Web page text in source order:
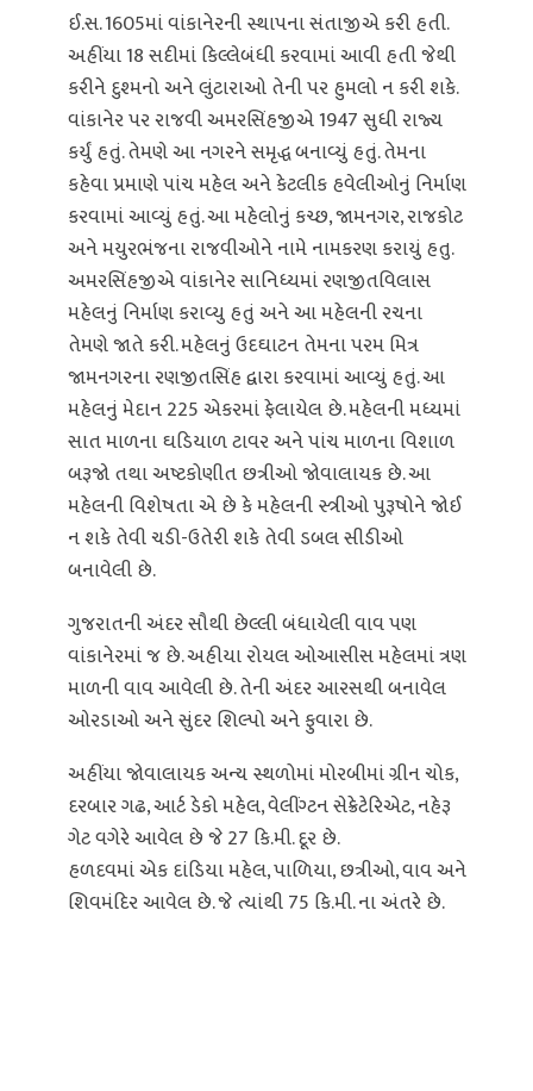
ઈ.સ. 1605માં વાંકાનેરની સ્થાપના સંતાજીએ કરી હતી.
અહીંયા 18 સદીમાં કિલ્લેબંધી કરવામાં આવી હતી જેથી
કરીને દુશ્મનો અને લુંટારાઓ તેની પર હુમલો ન કરી શકે.
વાંકાનેર પર રાજવી અમરસિંહજીએ 1947 સુધી રાજ્ય
કર્યું હતું. તેમણે આ નગરને સમૃદ્ધ બનાવ્યું હતું. તેમના
કહેવા પ્રમાણે પાંચ મહેલ અને કેટલીક હવેલીઓનું નિર્માણ
કરવામાં આવ્યું હતું. આ મહેલોનું કચ્છ, જામનગર, રાજકોટ
અને મયુરભંજના રાજવીઓને નામે નામકરણ કરાયું હતુ.
અમરસિંહજીએ વાંકાનેર સાનિધ્યમાં રણજીતવિલાસ
મહેલનું નિર્માણ કરાવ્યુ હતું અને આ મહેલની રચના
તેમણે જાતે કરી. મહેલનું ઉદઘાટન તેમના પરમ મિત્ર
જામનગરના રણજીતસિંહ દ્વારા કરવામાં આવ્યું હતું. આ
મહેલનું મેદાન 225 એકરમાં ફેલાયેલ છે. મહેલની મધ્યમાં
સાત માળના ઘડિયાળ ટાવર અને પાંચ માળના વિશાળ
બરૂજો તથા અષ્ટકોણીત છત્રીઓ જોવાલાયક છે. આ
મહેલની વિશેષતા એ છે કે મહેલની સ્ત્રીઓ પુરૂષોને જોઈ
ન શકે તેવી ચડી-ઉતેરી શકે તેવી ડબલ સીડીઓ
બનાવેલી છે.
ગુજરાતની અંદર સૌથી છેલ્લી બંધાયેલી વાવ પણ
વાંકાનેરમાં જ છે. અહીયા રોયલ ઓઆસીસ મહેલમાં ત્રણ
માળની વાવ આવેલી છે. તેની અંદર આરસથી બનાવેલ
ઓરડાઓ અને સુંદર શિલ્પો અને ફુવારા છે.
અહીંયા જોવાલાયક અન્ય સ્થળોમાં મોરબીમાં ગ્રીન ચોક,
દરબાર ગઢ, આર્ટ ડેકો મહેલ, વેલીંગ્ટન સેક્રેટેરિએટ, નહેરૂ
ગેટ વગેરે આવેલ છે જે 27 કિ.મી. દૂર છે.
હળદવમાં એક દાંડિયા મહેલ, પાળિયા, છત્રીઓ, વાવ અને
શિવમંદિર આવેલ છે. જે ત્યાંથી 75 કિ.મી. ના અંતરે છે.